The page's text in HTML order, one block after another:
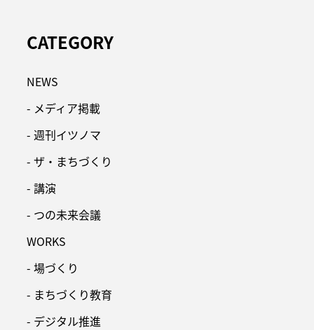
CATEGORY
NEWS
- メディア掲載
- 週刊イツノマ
- ザ・まちづくり
- 講演
- つの未来会議
WORKS
- 場づくり
- まちづくり教育
- デジタル推進